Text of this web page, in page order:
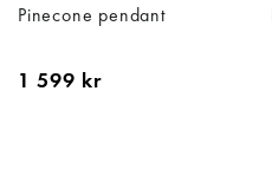
Pinecone pendant
1 599 kr